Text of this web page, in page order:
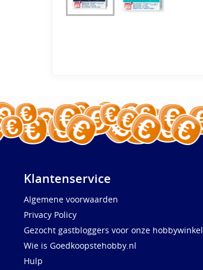
Klantenservice
Algemene voorwaarden
Privacy Policy
Gezocht gastbloggers voor onze hobbywinkel
Wie is Goedkoopstehobby.nl
Hulp